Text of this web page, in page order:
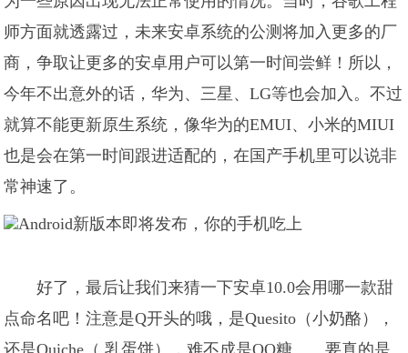
师方面就透露过，未来安卓系统的公测将加入更多的厂
商，争取让更多的安卓用户可以第一时间尝鲜！所以，
今年不出意外的话，华为、三星、LG等也会加入。不过
就算不能更新原生系统，像华为的EMUI、小米的MIUI
也是会在第一时间跟进适配的，在国产手机里可以说非
常神速了。
好了，最后让我们来猜一下安卓10.0会用哪一款甜
点命名吧！注意是Q开头的哦，是Quesito（小奶酪），
还是Quiche（ 乳蛋饼），难不成是QQ糖……要真的是